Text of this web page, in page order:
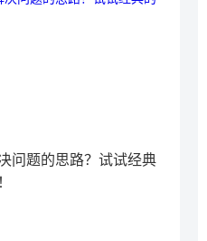
问题的思路？试试经典